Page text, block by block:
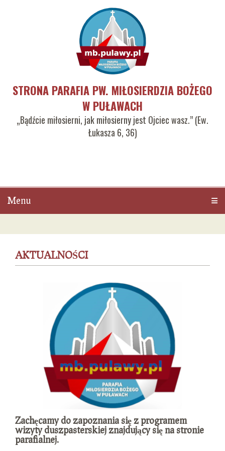
STRONA PARAFIA PW. MIŁOSIERDZIA BOŻEGO
W PUŁAWACH
„Bądźcie miłosierni, jak miłosierny jest Ojciec wasz.” (Ew.
Łukasza 6, 36)
Menu
AKTUALNOŚCI
Zachęcamy do zapoznania się z programem
wizyty duszpasterskiej znajdujący się na stronie
parafialnej.